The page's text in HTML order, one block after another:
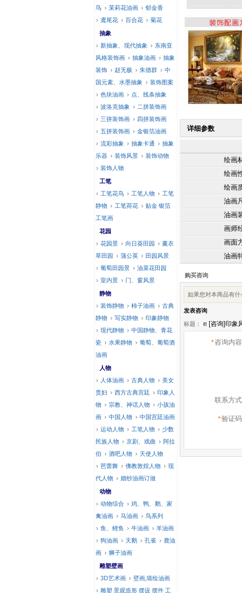
详细参数
绘画
绘画
绘画
油画
油画
画师
画面
油画
购买咨询
如果您对本商品有
发表咨询
标题：
*咨询内容
联系方式
*验证码
鸟
茉莉花油画
郁金香
鸢尾花
百合花
菊花
抽象
新抽象、现代抽象
东南亚
风格装饰画
抽象油画
抽象
装饰
赵无极 朱德群
中
国元素、水墨抽象
装饰图案
色块油画
点、线条抽象
波洛克抽象
二拼装饰画
三拼装饰画
四拼装饰画
五拼装饰画
金银箔油画
流彩抽象
抽象卡通
抽象
乐器
装饰风景
装饰动物
装饰人物
工笔
工笔花鸟
工笔人物
工笔
静物
工笔荷花
贴金 银箔
工笔画
花园
花园景
向日葵田园
薰衣
草田园
蒲公英
田园风景
葡萄田园景
油菜花田园
室内景
门、窗风景
静物
装饰静物
柿子油画
古典
静物
写实静物
印象静物
现代静物
中国静物、青花
瓷
水果静物
葡萄、葡萄酒
油画
人物
人体油画
古典人物
美女
贵妇
西方古典宫廷
印象人
物
宗教、神话人物
小孩油
画
中国人物
中国宫廷油画
运动人物
工笔人物
少数
民族人物
京剧、戏曲
阿拉
伯
酒吧人物
天使人物
芭蕾舞
佛教敦煌人物
现
代人物
婚纱油画订做
动物
动物综合
鸡、鸭、鹅、家
禽油画
马油画
鸟系列
鱼、鲤鱼
牛油画
羊油画
狗油画
天鹅 孔雀
鹿油
画
狮子油画
雕塑壁画
3D艺术画
壁画,墙绘油画
雕塑 景观造形 摆设 摆件 工